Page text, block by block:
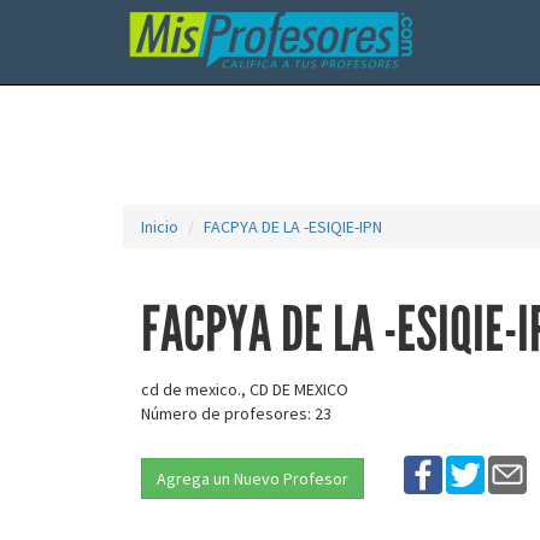
Inicio FACPYA DE LA -ESIQIE-IPN
FACPYA DE LA -ESIQIE-
cd de mexico., CD DE MEXICO
Número de profesores: 23
Agrega un Nuevo Profesor